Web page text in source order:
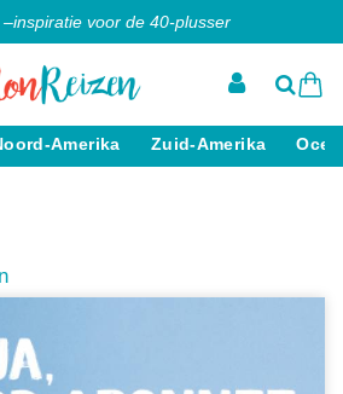
voor de 40-plusser
Amerika Zuid-Amerika